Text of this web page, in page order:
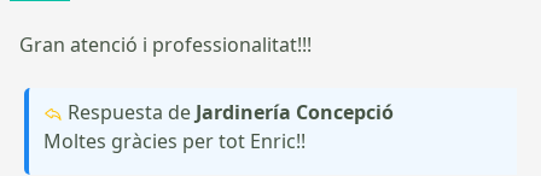
Gran atenció i professionalitat!!!
Respuesta de Jardinería Concepció
Moltes gràcies per tot Enric!!